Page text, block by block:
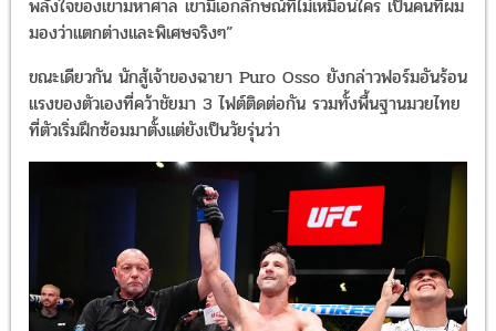
พลังใจของเขามหาศาล เขามีเอกลักษณ์ที่ไม่เหมือนใคร เป็นคนที่ผม
มองว่าแตกต่างและพิเศษจริงๆ”
ขณะเดียวกัน นักสู้เจ้าของฉายา Puro Osso ยังกล่าวฟอร์มอันร้อน
แรงของตัวเองที่คว้าชัยมา 3 ไฟต์ติดต่อกัน รวมทั้งพื้นฐานมวยไทย
ที่ตัวเริ่มฝึกซ้อมมาตั้งแต่ยังเป็นวัยรุ่นว่า